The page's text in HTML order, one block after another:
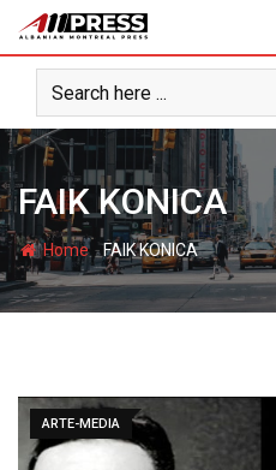
content
FAIK KONICA
Home-FAIK KONICA
ARTE-MEDIA